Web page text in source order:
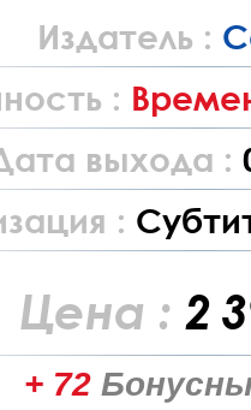
Издатель :
:
выхода :
:
Цена : 2
+ 72